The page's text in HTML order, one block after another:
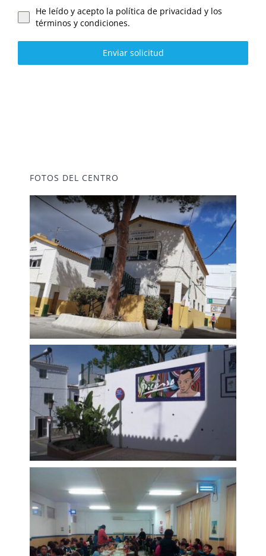
He leído y acepto la política de privacidad y los
términos y condiciones.
Enviar solicitud
FOTOS DEL CENTRO